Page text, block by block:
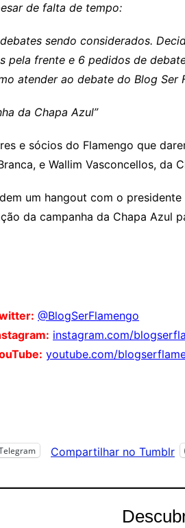
de falta de tempo:
sendo considerados.
pela frente e 6 pedidos de
atender ao debate do Blog
da Chapa Azul”
e sócios do Flamengo que
e Wallim Vasconcellos, da
um hangout com o
da campanha da Chapa Azul
@BlogSerFlamengo
instagram.com/
youtube.com/
Compartilhar no Tumblr